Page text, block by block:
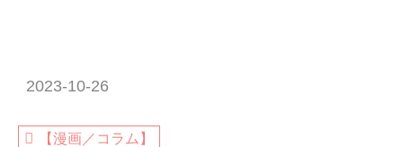
2023-10-26
【漫画／コラム】